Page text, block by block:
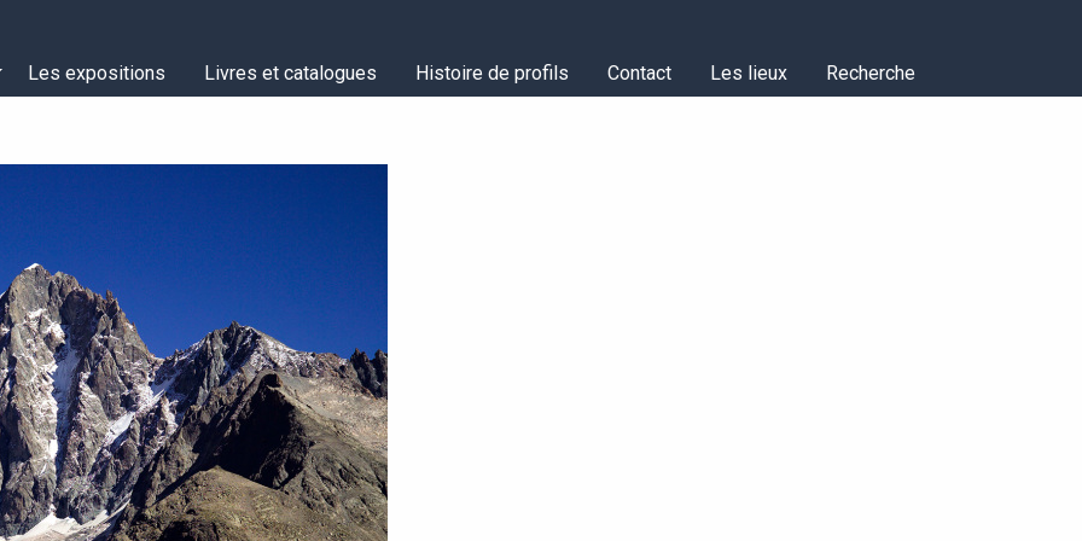
Les expositions Livres et catalogues Histoire de profils Contact Les lieux Recherche